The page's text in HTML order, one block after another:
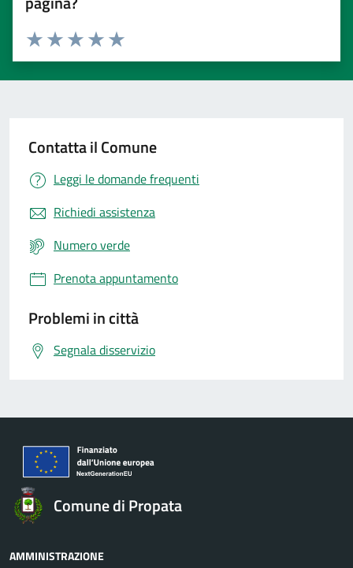
Valuta 5 stelle su 5
Valuta 4 stelle su 5
Valuta 3 stelle su 5
Valuta 2 stelle su 5
Valuta 1 stelle su 5
Contatta il Comune
Leggi le domande frequenti
Richiedi assistenza
Numero verde
Prenota appuntamento
Problemi in città
Segnala disservizio
Comune di Propata
AMMINISTRAZIONE